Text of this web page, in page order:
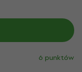
6 punktów